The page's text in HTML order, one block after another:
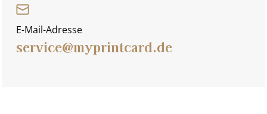
E-Mail-Adresse
service@myprintcard.de